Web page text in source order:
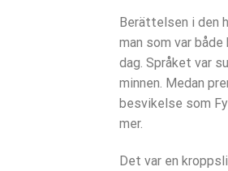
Berättelsen i den
man som var
dag. Språket var
minnen. Medan
besvikelse som
mer.
Det var en